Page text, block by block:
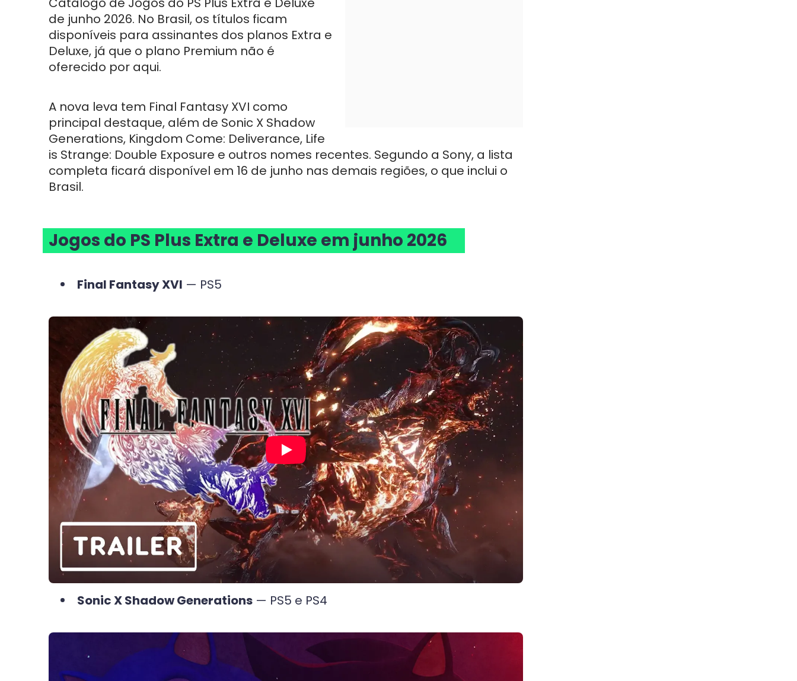
de junho 2026. No Brasil, os títulos ficam
disponíveis para assinantes dos planos Extra e
Deluxe, já que o plano Premium não é
oferecido por aqui.
A nova leva tem Final Fantasy XVI como
principal destaque, além de Sonic X Shadow
Generations, Kingdom Come: Deliverance, Life
is Strange: Double Exposure e outros nomes recentes. Segundo a Sony, a lista
completa ficará disponível em 16 de junho nas demais regiões, o que inclui o
Brasil.
Jogos do PS Plus Extra e Deluxe em junho 2026
Final Fantasy XVI — PS5
Sonic X Shadow Generations — PS5 e PS4